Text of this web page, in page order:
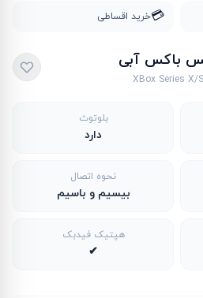
💳خرید اقساطی
باکس آبی
XBox Series X/
بلوتوث
دارد
نحوه اتصال
بیسیم و باسیم
هپتیک فیدبک
✔